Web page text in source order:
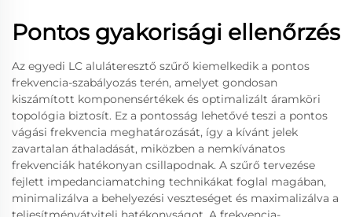
Pontos gyakorisági ellenőrzés
Az egyedi LC aluláteresztő szűrő kiemelkedik a pontos
frekvencia-szabályozás terén, amelyet gondosan
kiszámított komponensértékek és optimalizált áramköri
topológia biztosít. Ez a pontosság lehetővé teszi a pontos
vágási frekvencia meghatározását, így a kívánt jelek
zavartalan áthaladását, miközben a nemkívánatos
frekvenciák hatékonyan csillapodnak. A szűrő tervezése
fejlett impedanciamatching technikákat foglal magában,
minimalizálva a behelyezési veszteséget és maximalizálva a